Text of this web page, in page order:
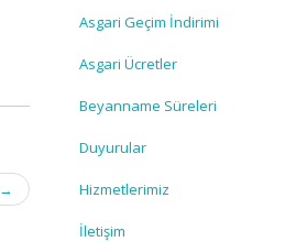
→
Asgari Geçim İndirimi
Asgari Ücretler
Beyanname Süreleri
Duyurular
Hizmetlerimiz
İletişim